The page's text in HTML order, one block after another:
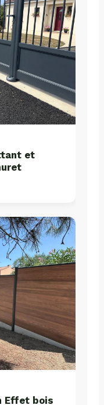
et
Effet bois